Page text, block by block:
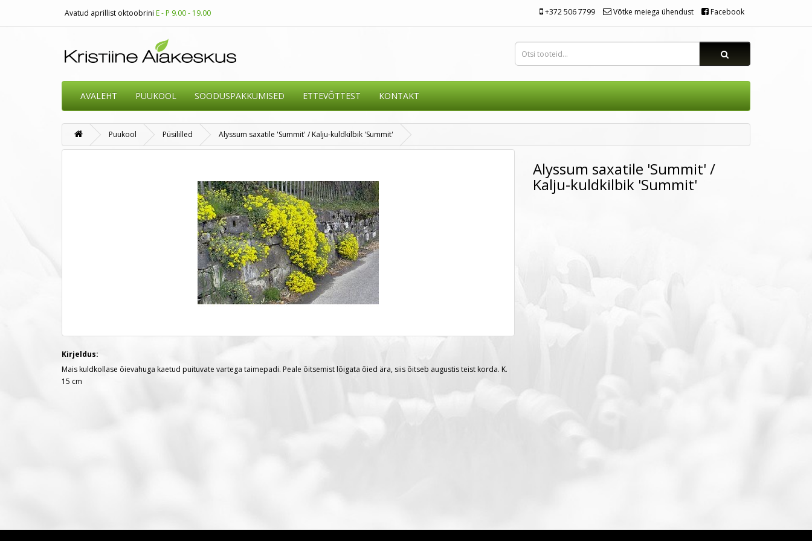
Avatud aprillist oktoobrini E - P 9.00 - 19.00 +372 506 7799 Võtke meiega ühendust Facebook
AVALEHT PUUKOOL SOODUSPAKKUMISED ETTEVÕTTEST KONTAKT
Puukool Püsililled Alyssum saxatile 'Summit' / Kalju-kuldkilbik 'Summit'
Kirjeldus:
Mais kuldkollase õievahuga kaetud puituvate vartega taimepadi. Peale õitsemist lõigata õied ära, siis õitseb augustis teist korda. K.
15 cm
Alyssum saxatile 'Summit' /
Kalju-kuldkilbik 'Summit'